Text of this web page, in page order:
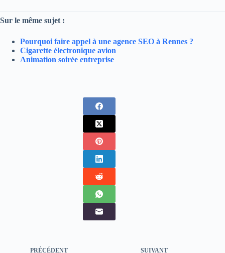
Sur le même sujet :
Pourquoi faire appel à une agence SEO à Rennes ?
Cigarette électronique avion
Animation soirée entreprise
PRÉCÉDENT SUIVANT